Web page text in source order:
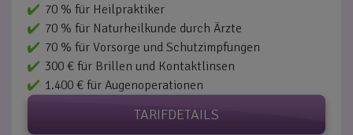
70 % für Heilpraktiker
70 % für Naturheilkunde durch Ärzte
70 % für Vorsorge und Schutzimpfungen
300 € für Brillen und Kontaktlinsen
1.400 € für Augenoperationen
TARIFDETAILS